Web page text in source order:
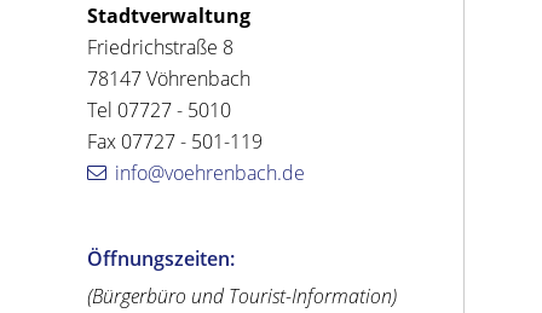
Stadtverwaltung
Friedrichstraße 8
78147 Vöhrenbach
Tel 07727 - 5010
Fax 07727 - 501-119
info@voehrenbach.de
Öffnungszeiten:
(Bürgerbüro und Tourist-Information)